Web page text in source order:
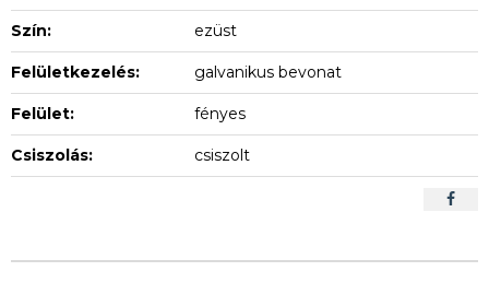
Szín: ezüst
Felületkezelés: galvanikus bevonat
Felület: fényes
Csiszolás: csiszolt